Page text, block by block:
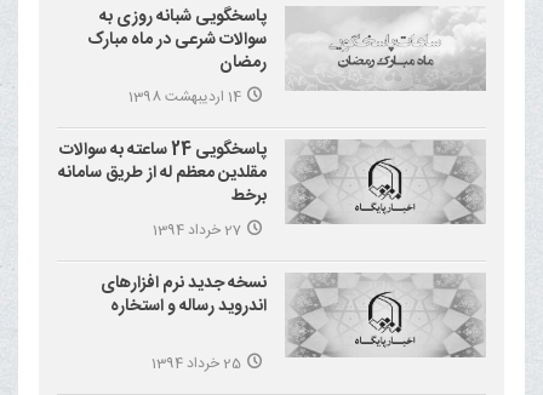
پاسخگویی شبانه روزی به
سوالات شرعی در ماه مبارک
رمضان
14 اردیبهشت 1398
پاسخگویی 24 ساعته به سوالات
مقلدین معظم له از طریق سامانه
برخط
27 خرداد 1394
نسخه جدید نرم افزارهای
اندروید رساله و استخاره
25 خرداد 1394